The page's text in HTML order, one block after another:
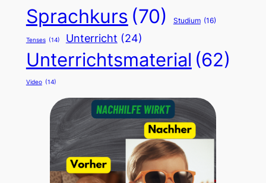
Sprachkurs (70) Studium (16)
Tenses (14) Unterricht (24)
Unterrichtsmaterial (62)
Video (14)